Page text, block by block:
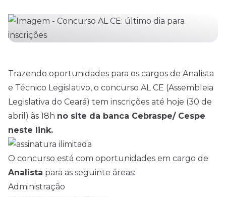
Trazendo oportunidades para os cargos de Analista
e Técnico Legislativo, o concurso AL CE (Assembleia
Legislativa do Ceará) tem inscrições até hoje (30 de
abril) às 18h no site da banca Cebraspe/ Cespe
neste link.
O concurso está com oportunidades em cargo de
Analista para as seguinte áreas:
Administração